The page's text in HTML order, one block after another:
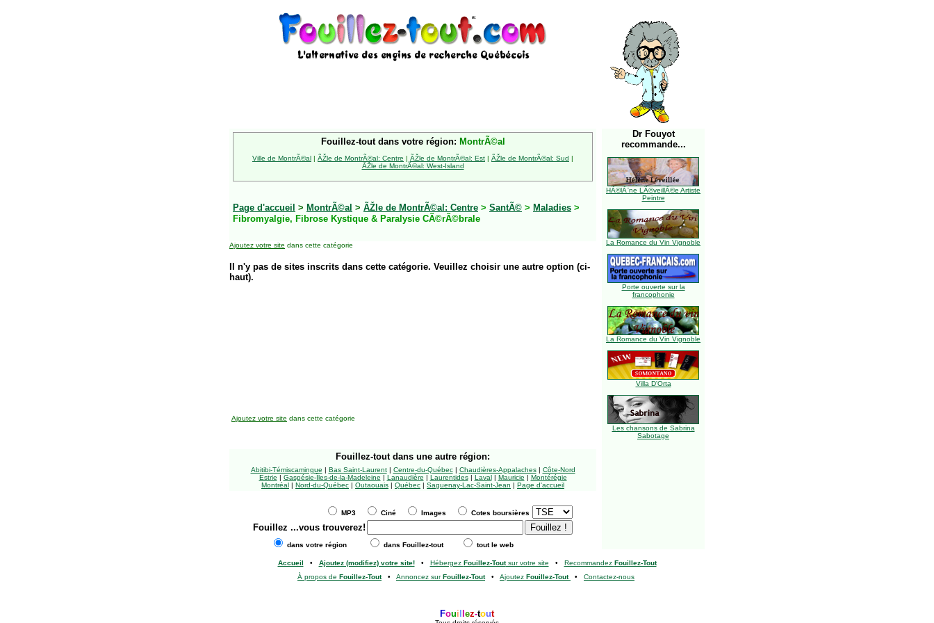
Fouillez-tout dans votre région: MontrÃ©al
Ville de MontrÃ©al | ÃŽle de MontrÃ©al: Centre | ÃŽle de MontrÃ©al: Est | ÃŽle de MontrÃ©al: Sud |
ÃŽle de MontrÃ©al: West-Island
Page d'accueil > MontrÃ©al > ÃŽle de MontrÃ©al: Centre > SantÃ© > Maladies >
Fibromyalgie, Fibrose Kystique & Paralysie CÃ©rÃ©brale
Ajoutez votre site dans cette catégorie
Il n'y pas de sites inscrits dans cette catégorie. Veuillez choisir une autre option (ci-
haut).
Dr Fouyot
recommande...
HÃ©lÃ¨ne LÃ©veillÃ©e Artiste
Peintre
La Romance du Vin Vignoble
Porte ouverte sur la
francophonie
La Romance du Vin Vignoble
Villa D'Orta
Les chansons de Sabrina
Sabotage
Ajoutez votre site dans cette catégorie
Fouillez-tout dans une autre région:
Abitibi-Témiscamingue | Bas Saint-Laurent| Centre-du-Québec| Chaudières-Appalaches| Côte-Nord
Estrie | Gaspésie-Îles-de-la-Madeleine | Lanaudière | Laurentides| Laval| Mauricie | Montérégie
Montréal | Nord-du-Québec | Outaouais | Québec | Saguenay-Lac-Saint-Jean | Page d'accueil
MP3 Ciné Images Cotes boursières
Fouillez ...vous trouverez!
dans votre région dans Fouillez-tout tout le web
Accueil • Ajoutez (modifiez) votre site!• Hébergez Fouillez-Toutsur votre site • Recommandez Fouillez-Tout
À propos de Fouillez-Tout• Annoncez surFouillez-Tout• Ajoutez Fouillez-Tout • Contactez-nous
Foui ez-tout